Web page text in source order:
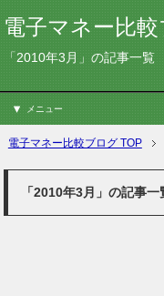
電子マネー比
「2010年3月」の記事一覧
メニュー
電子マネー比較ブログ TOP
「2010年3月」の記事一